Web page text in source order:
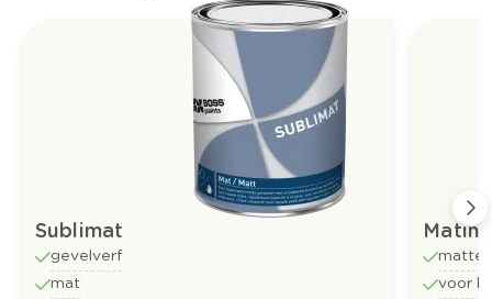
Sublimat
gevelverf
mat
matte
voor